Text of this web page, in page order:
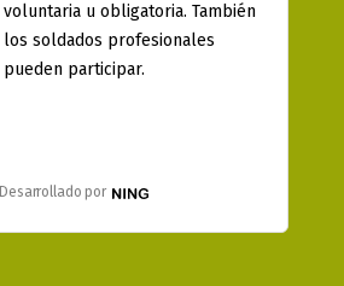
voluntaria u obligatoria. También
los soldados profesionales
pueden participar.
Desarrollado por